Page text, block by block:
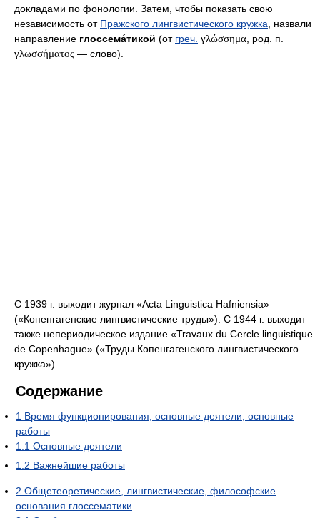
докладами по фонологии. Затем, чтобы показать свою
независимость от Пражского лингвистического кружка , назвали
направление глоссема́тикой (от греч. γλώσσημα , род. п.
γλωσσήματος — слово).
С 1939 г. выходит журнал «Acta Linguistica Hafniensia»
(«Копенгагенские лингвистические труды»). С 1944 г. выходит
также непериодическое издание «Travaux du Cercle linguistique
de Copenhague» («Труды Копенгагенского лингвистического
кружка»).
Содержание
1 Время функционирования, основные деятели, основные
работы
1.1 Основные деятели
1.2 Важнейшие работы
2 Общетеоретические, лингвистические, философские
основания глоссематики